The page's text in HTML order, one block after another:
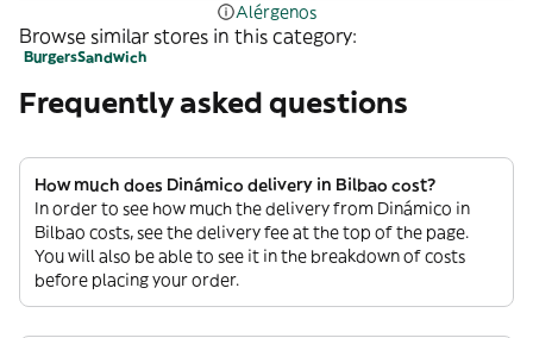
Alérgenos
Browse similar stores in this category:
BurgersSandwich
Frequently asked questions
How much does Dinámico delivery in Bilbao cost?
In order to see how much the delivery from Dinámico in
Bilbao costs, see the delivery fee at the top of the page.
You will also be able to see it in the breakdown of costs
before placing your order.